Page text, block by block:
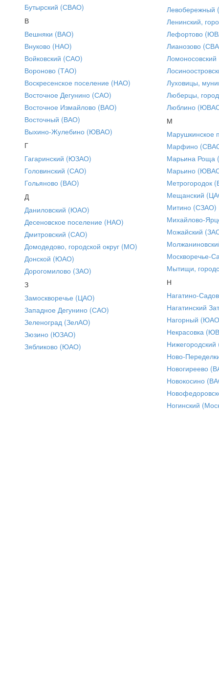
Бутырский (СВАО)
В
Вешняки (ВАО)
Внуково (НАО)
Войковский (САО)
Вороново (ТАО)
Воскресенское поселение (НАО)
Восточное Дегунино (САО)
Восточное Измайлово (ВАО)
Восточный (ВАО)
Выхино-Жулебино (ЮВАО)
Г
Гагаринский (ЮЗАО)
Головинский (САО)
Гольяново (ВАО)
Д
Даниловский (ЮАО)
Десеновское поселение (НАО)
Дмитровский (САО)
Домодедово, городской округ (МО)
Донской (ЮАО)
Дорогомилово (ЗАО)
З
Замоскворечье (ЦАО)
Западное Дегунино (САО)
Зеленоград (ЗелАО)
Зюзино (ЮЗАО)
Зябликово (ЮАО)
Ленинский,
Лефортово
Лианозово
Луховицы,
Люберцы,
Люблино
М
Марушкинское
Марфино
Марьина Роща
Марьино
Метрогородок
Мещанский
Митино (СЗАО)
Михайлово-
Можайский
Москворечье-
Мытищи,
Н
Нагатино-
Нагатинский
Нагорный
Некрасовка
Ново-
Новогиреево
Новокосино
Ногинский